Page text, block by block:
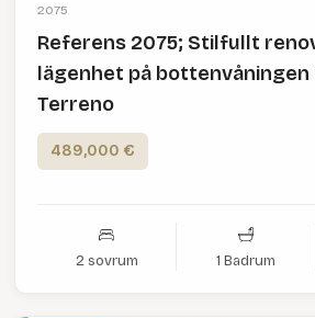
2075
Referens 2075; Stilfullt
lägenhet på bottenvåningen
Terreno
489,000 €
2 sovrum 1 Badrum